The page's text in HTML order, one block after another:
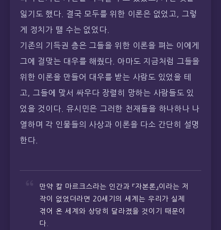
잃기도 했다. 결국 모두를 위한 이론은 없었고, 그렇
게 정치가 뗄 수는 없었다.
기존의 기득권 층은 그들을 위한 이론을 펴는 이에게
그에 걸맞는 대우를 해줬다. 아마도 지금처럼 그들을
위한 이론을 만들어 대우를 받는 사람도 있었을 테
고, 그들에 맞서 싸우다 장렬히 망하는 사람들도 있
었을 것이다. 유시민은 그러한 천재들을 하나하나 나
열하며 각 인물들의 사상과 이론을 다소 간단히 설명
한다.
만약 칼 마르크스라는 인간과 『자본론』이라는 저
작이 없었더라면 20세기의 세계는 우리가 실제
겪어 온 세계와 상당히 달라졌을 것이기 때문이
다.